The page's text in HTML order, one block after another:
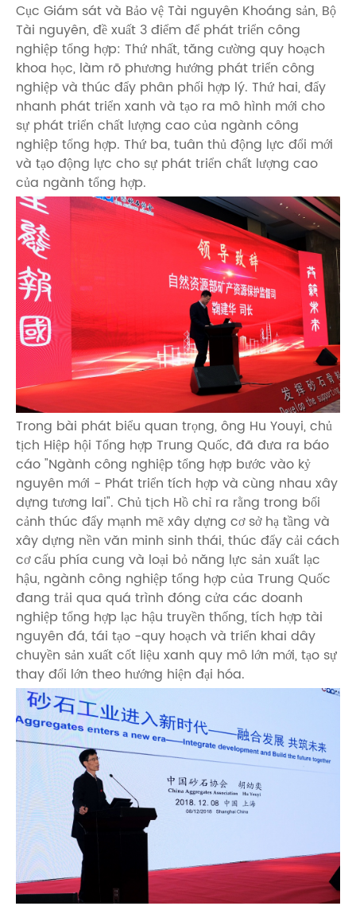
Cục Giám sát và Bảo vệ Tài nguyên Khoáng sản, Bộ
Tài nguyên, đề xuất 3 điểm để phát triển công
nghiệp tổng hợp: Thứ nhất, tăng cường quy hoạch
khoa học, làm rõ phương hướng phát triển công
nghiệp và thúc đẩy phân phối hợp lý. Thứ hai, đẩy
nhanh phát triển xanh và tạo ra mô hình mới cho
sự phát triển chất lượng cao của ngành công
nghiệp tổng hợp. Thứ ba, tuân thủ động lực đổi mới
và tạo động lực cho sự phát triển chất lượng cao
của ngành tổng hợp.
Trong bài phát biểu quan trọng, ông Hu Youyi, chủ
tịch Hiệp hội Tổng hợp Trung Quốc, đã đưa ra báo
cáo "Ngành công nghiệp tổng hợp bước vào kỷ
nguyên mới - Phát triển tích hợp và cùng nhau xây
dựng tương lai". Chủ tịch Hồ chỉ ra rằng trong bối
cảnh thúc đẩy mạnh mẽ xây dựng cơ sở hạ tầng và
xây dựng nền văn minh sinh thái, thúc đẩy cải cách
cơ cấu phía cung và loại bỏ năng lực sản xuất lạc
hậu, ngành công nghiệp tổng hợp của Trung Quốc
đang trải qua quá trình đóng cửa các doanh
nghiệp tổng hợp lạc hậu truyền thống, tích hợp tài
nguyên đá, tái tạo -quy hoạch và triển khai dây
chuyền sản xuất cốt liệu xanh quy mô lớn mới, tạo sự
thay đổi lớn theo hướng hiện đại hóa.